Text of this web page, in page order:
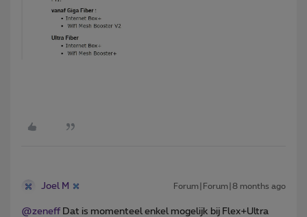
Joel M Forum|Forum|8 months ago
@zeneff Dat is momenteel enkel mogelijk bij Flex+Ultra